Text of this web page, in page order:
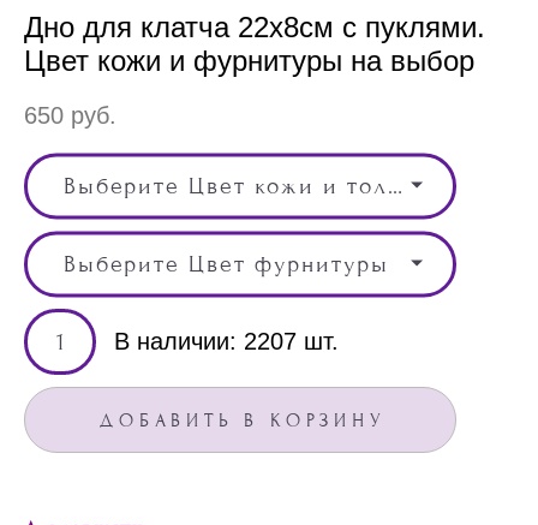
Дно для клатча 22х8см с пуклями.
Цвет кожи и фурнитуры на выбор
650 pуб.
Выберите Цвет кожи и толщина кожи, Цвет
Выберите Цвет фурнитуры
В наличии: 2207 шт.
ДОБАВИТЬ В КОРЗИНУ